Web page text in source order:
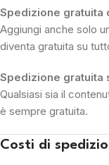
Spedizione gratuita
Aggiungi anche solo
diventa gratuita su
Spedizione gratuita
Qualsiasi sia il
è sempre gratuita.
Costi di